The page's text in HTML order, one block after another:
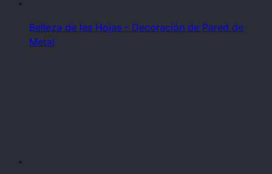
Belleza de las Hojas - Decoración de Pared de
Metal